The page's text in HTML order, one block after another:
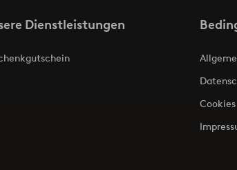
Dienstleistungen
Cookies